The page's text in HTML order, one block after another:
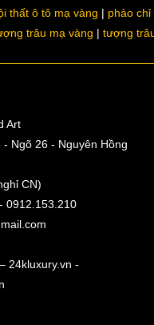
thất ô tô mạ vàng
phào chỉ
trâu mạ vàng tượng
Art
Ngõ 26 - Nguyên Hồng
CN)
0912.153.210
24kluxury.vn -